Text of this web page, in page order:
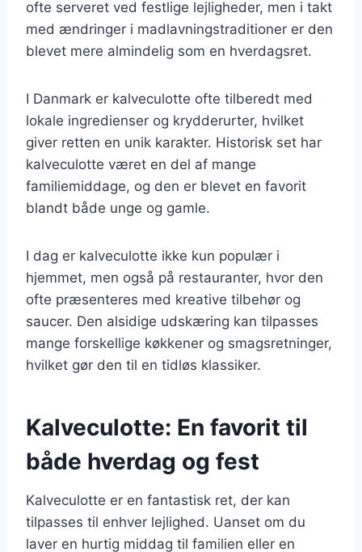
ofte serveret ved festlige lejligheder, men i takt
med ændringer i madlavningstraditioner er den
blevet mere almindelig som en hverdagsret.
I Danmark er kalveculotte ofte tilberedt med
lokale ingredienser og krydderurter, hvilket
giver retten en unik karakter. Historisk set har
kalveculotte været en del af mange
familiemiddage, og den er blevet en favorit
blandt både unge og gamle.
I dag er kalveculotte ikke kun populær i
hjemmet, men også på restauranter, hvor den
ofte præsenteres med kreative tilbehør og
saucer. Den alsidige udskæring kan tilpasses
mange forskellige køkkener og smagsretninger,
hvilket gør den til en tidløs klassiker.
Kalveculotte: En favorit til
både hverdag og fest
Kalveculotte er en fantastisk ret, der kan
tilpasses til enhver lejlighed. Uanset om du
laver en hurtig middag til familien eller en